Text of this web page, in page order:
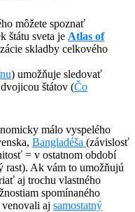
môžete spoznať
štátu sveta je Atlas of
skladby celkového
) umožňuje sledovať
štátov (Čo
málo vyspelého
Bangladéša (závislosť
= v ostatnom období
rast). Ak vám to umožňujú
aj trochu vlastného
spomínaného
aj samostatný